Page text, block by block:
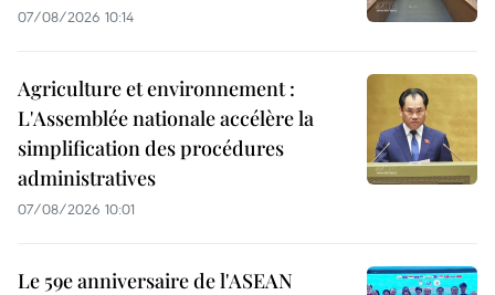
07/08/2026 10:14
Agriculture et environnement :
L'Assemblée nationale accélère la
simplification des procédures
administratives
07/08/2026 10:01
Le 59e anniversaire de l'ASEAN